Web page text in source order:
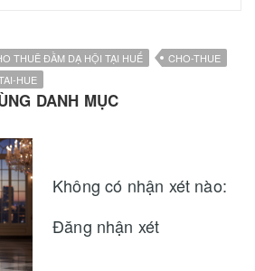
THUÊ ĐẦM DẠ HỘI TẠI HUẾ
CHO-THUE
HUE
DANH MỤC
Không có nhận xét nào:
Đăng nhận xét